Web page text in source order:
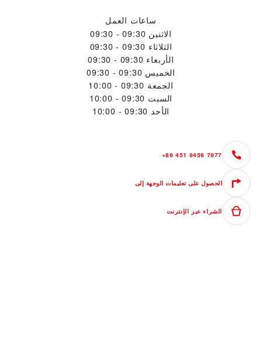
ساعات العمل
الاثنين 09:30 - 09:30
الثلاثاء 09:30 - 09:30
الأربعاء 09:30 - 09:30
الخميس 09:30 - 09:30
الجمعة 09:30 - 10:00
السبت 09:30 - 10:00
الأحد 09:30 - 10:00
+86 451 8456 7877
الحصول على تعليمات الوجهة إلى
الشراء عبر الإنترنت